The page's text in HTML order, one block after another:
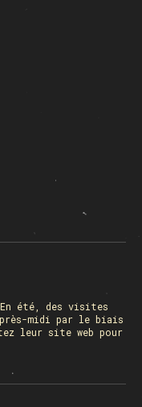
été, des visites
midi par le biais
leur site web pour
janvier